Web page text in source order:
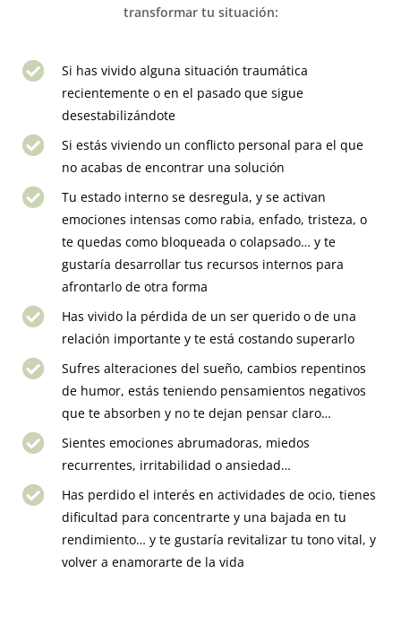
transformar tu situación:
Si has vivido alguna situación traumática
recientemente o en el pasado que sigue
desestabilizándote
Si estás viviendo un conflicto personal para el que
no acabas de encontrar una solución
Tu estado interno se desregula, y se activan
emociones intensas como rabia, enfado, tristeza, o
te quedas como bloqueada o colapsado… y te
gustaría desarrollar tus recursos internos para
afrontarlo de otra forma
Has vivido la pérdida de un ser querido o de una
relación importante y te está costando superarlo
Sufres alteraciones del sueño, cambios repentinos
de humor, estás teniendo pensamientos negativos
que te absorben y no te dejan pensar claro…
Sientes emociones abrumadoras, miedos
recurrentes, irritabilidad o ansiedad…
Has perdido el interés en actividades de ocio, tienes
dificultad para concentrarte y una bajada en tu
rendimiento… y te gustaría revitalizar tu tono vital, y
volver a enamorarte de la vida